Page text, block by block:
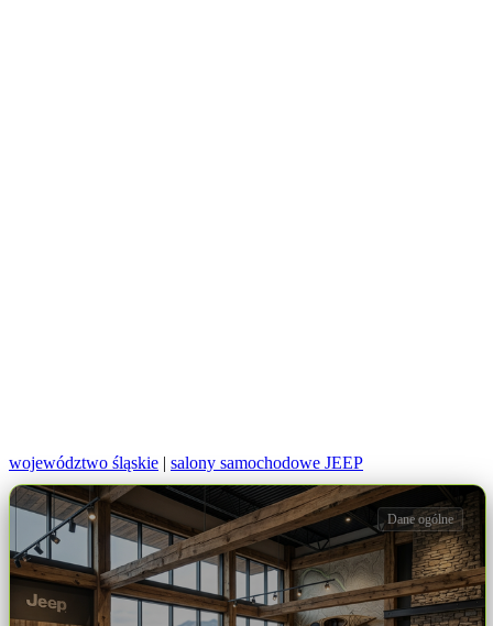
województwo śląskie | salony samochodowe JEEP
Dane ogólne